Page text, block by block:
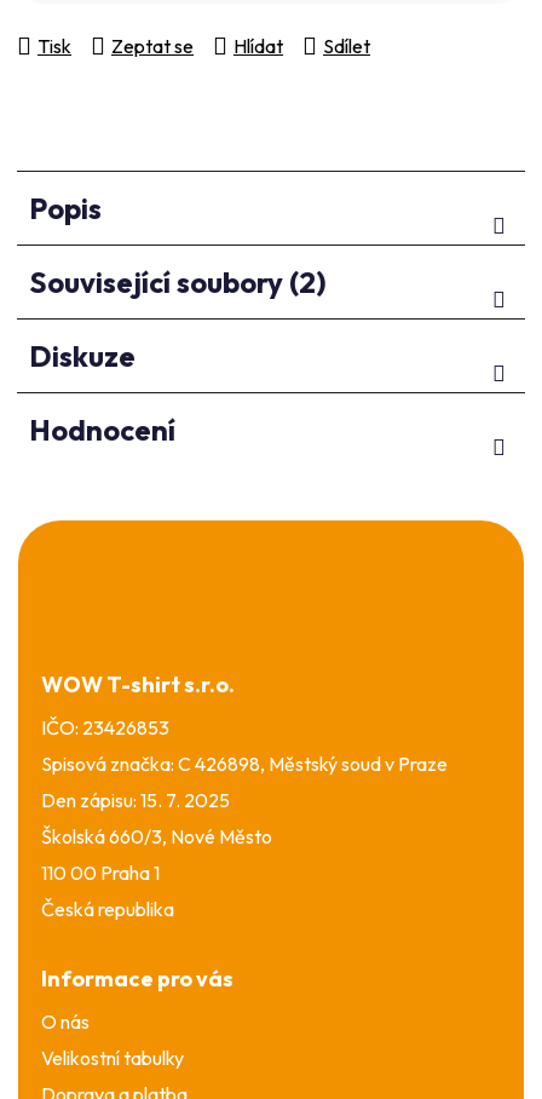
Tisk Zeptat se Hlídat Sdílet
Popis
Související soubory (2)
Diskuze
Hodnocení
Z
á
WOW T-shirt s.r.o.
IČO: 23426853
Spisová značka: C 426898, Městský soud v Praze
Den zápisu: 15. 7. 2025
Školská 660/3, Nové Město
110 00 Praha 1
Česká republika
Informace pro vás
O nás
Velikostní tabulky
Doprava a platba